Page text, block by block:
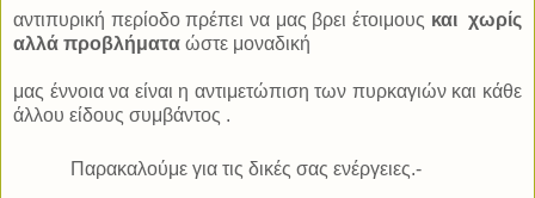
αντιπυρική περίοδο πρέπει να μας βρει έτοιμους και χωρίς
αλλά προβλήματα ώστε μοναδική
μας έννοια να είναι η αντιμετώπιση των πυρκαγιών και κάθε
άλλου είδους συμβάντος .
Παρακαλούμε για τις δικές σας ενέργειες.-